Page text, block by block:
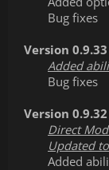
Bug fixes​
Version
Added
Bug fixes​
Version
Direct
Updated
Added